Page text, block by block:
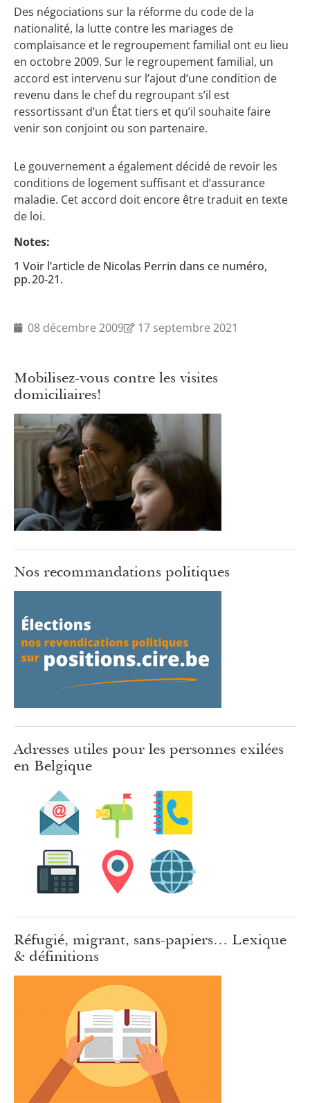
Des négociations sur la réforme du code de la
nationalité, la lutte contre les mariages de
complaisance et le regroupement familial ont eu lieu
en octobre 2009. Sur le regroupement familial, un
accord est intervenu sur l’ajout d’une condition de
revenu dans le chef du regroupant s’il est
ressortissant d’un État tiers et qu’il souhaite faire
venir son conjoint ou son partenaire.
Le gouvernement a également décidé de revoir les
conditions de logement suffisant et d’assurance
maladie. Cet accord doit encore être traduit en texte
de loi.
Notes:
1 Voir l’article de Nicolas Perrin dans ce numéro,
pp. 20‑21.
08 décembre 2009 17 septembre 2021
Mobilisez-vous contre les visites
domiciliaires!
Nos recommandations politiques
Adresses utiles pour les personnes exilées
en Belgique
Réfugié, migrant, sans-papiers… Lexique
& définitions